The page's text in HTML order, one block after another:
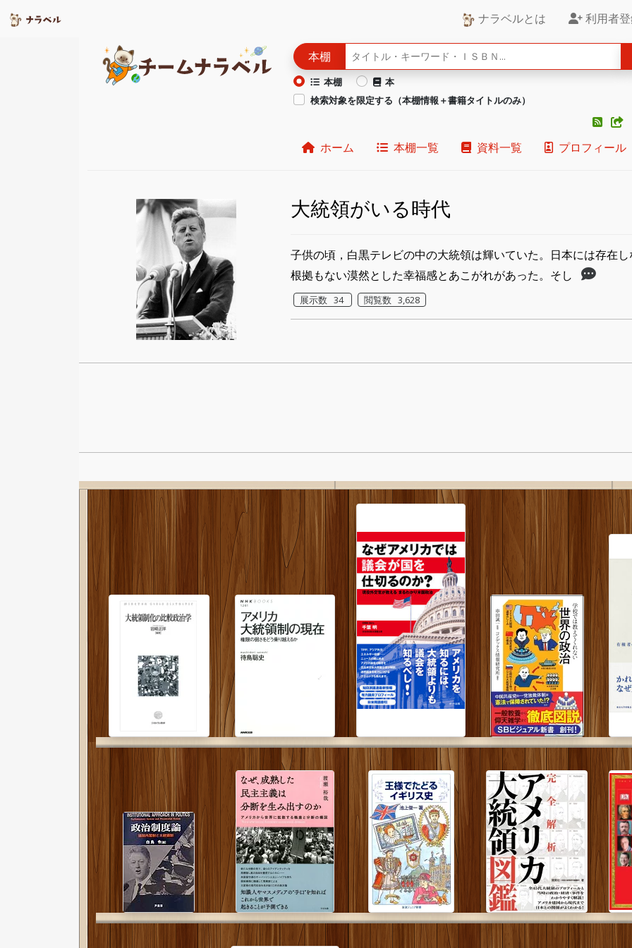
ナラベルとは 利用者
本棚
本棚
本
検索対象を限定する（本棚情報＋書籍タイトルのみ）
ホーム 本棚一覧 資料一覧 プロフィール
大統領がいる時代
子供の頃，白黒テレビの中の大統領は輝いていた。日本には存在
根拠もない漠然とした幸福感とあこがれがあった。そし
展示数 34 閲覧数 3,628